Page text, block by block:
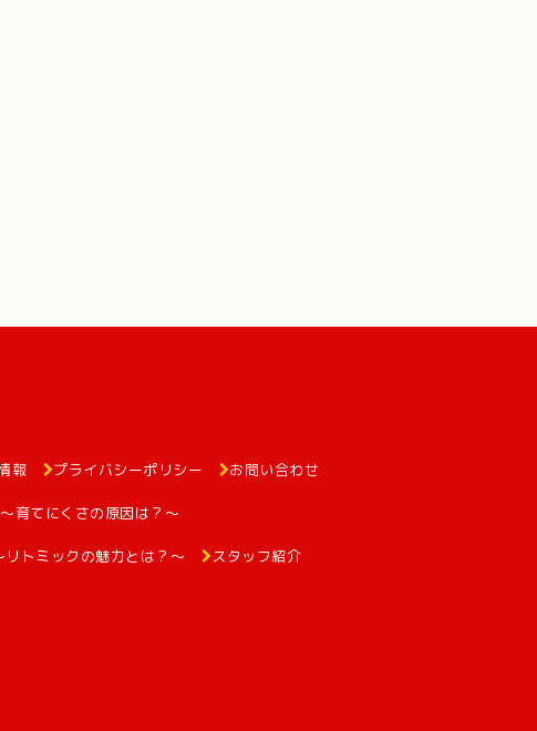
報 プライバシーポリシー お問い合わせ
育てにくさの原因は？～
トミックの魅力とは？～ スタッフ紹介